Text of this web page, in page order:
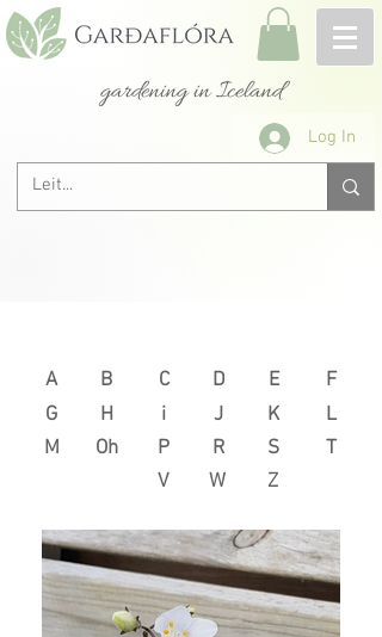
gardening in Iceland
Log In
A
G
M
B
H
Oh
C D
E
i
J
K
P
R
S
V
W Z
F
L
T